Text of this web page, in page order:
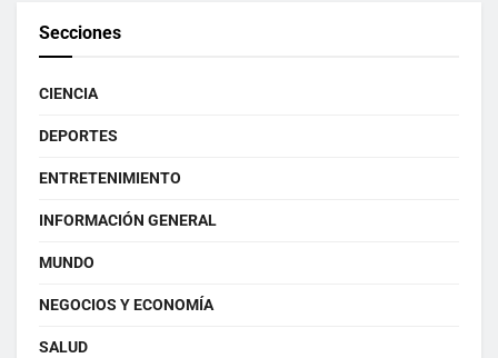
Secciones
CIENCIA
DEPORTES
ENTRETENIMIENTO
INFORMACIÓN GENERAL
MUNDO
NEGOCIOS Y ECONOMÍA
SALUD